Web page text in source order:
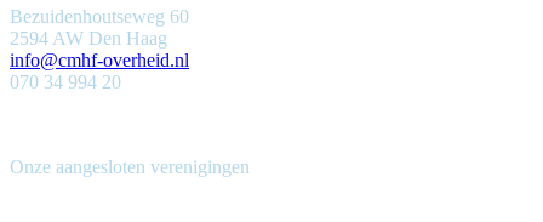
Bezuidenhoutseweg 60
2594 AW Den Haag
info@cmhf-overheid.nl
070 34 994 20
Onze aangesloten verenigingen